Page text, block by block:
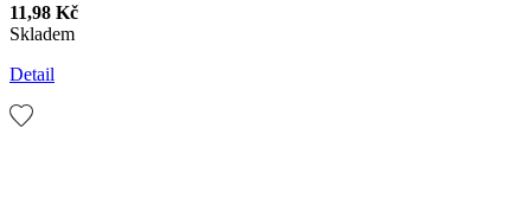
11,98 Kč
Skladem
Detail